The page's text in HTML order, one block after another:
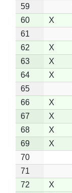
59
60
X
61
62
X
63
X
64
X
65
66
X
67
X
68
X
69
X
70
71
72
X